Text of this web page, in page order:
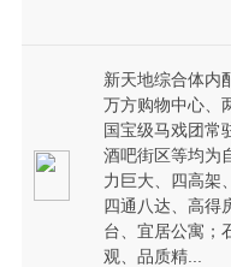
新天地综合体内
万方购物中心、
国宝级马戏团常
酒吧街区等均为
力巨大、四高架
四通八达、高得
台、宜居公寓；
观、品质精...